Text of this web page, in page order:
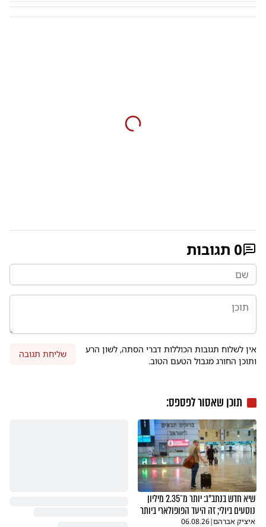
0 תגובות
אין לשלוח תגובות הכוללות דברי הסתה, לשון הרע
ותוכן החורג מגבול הטעם הטוב.
שליחת תגובה
תוכן שאסור לפספס:
שיא חדש בנתב"ג: יותר מ־2.35 מיליון
נוסעים ביולי; זה היעד הפופולארי ביותר
איציק אברהם|
06.08.26